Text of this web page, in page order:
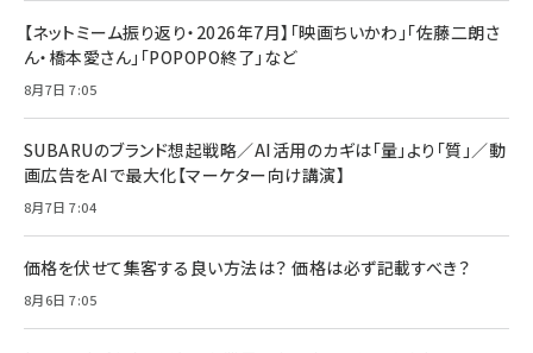
【ネットミーム振り返り・2026年7月】「映画ちいかわ」「佐藤二朗さ
ん・橋本愛さん」「POPOPO終了」など
8月7日 7:05
SUBARUのブランド想起戦略／AI活用のカギは「量」より「質」／動
画広告をAIで最大化【マーケター向け講演】
8月7日 7:04
価格を伏せて集客する良い方法は？ 価格は必ず記載すべき？
8月6日 7:05